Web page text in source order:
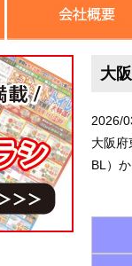
大
2026/
大阪
BL）